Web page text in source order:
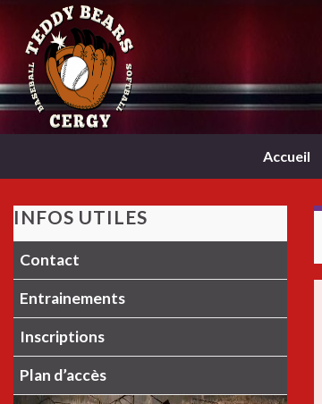
Accueil
INFOS UTILES
Contact
Entrainements
Inscriptions
Plan d’accès